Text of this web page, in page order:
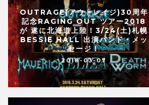
OUTRAGE(アウトレイジ)30周年
記念RAGING OUT ツアー2018
が 遂に北海道上陸！3/24(土)札幌
BESSIE HALL 出演バンド・メッ
セージ！
2018-03-07